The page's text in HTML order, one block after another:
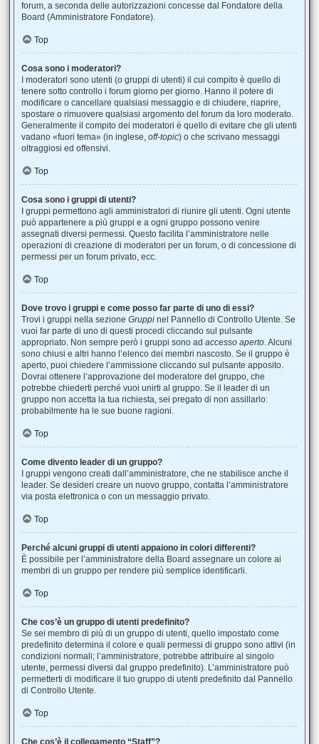
forum, a seconda delle autorizzazioni concesse dal Fondatore della
Board (Amministratore Fondatore).
Top
Cosa sono i moderatori?
I moderatori sono utenti (o gruppi di utenti) il cui compito è quello di
tenere sotto controllo i forum giorno per giorno. Hanno il potere di
modificare o cancellare qualsiasi messaggio e di chiudere, riaprire,
spostare o rimuovere qualsiasi argomento del forum da loro moderato.
Generalmente il compito dei moderatori è quello di evitare che gli utenti
vadano «fuori tema» (in inglese, off-topic) o che scrivano messaggi
oltraggiosi ed offensivi.
Top
Cosa sono i gruppi di utenti?
I gruppi permettono agli amministratori di riunire gli utenti. Ogni utente
può appartenere a più gruppi e a ogni gruppo possono venire
assegnati diversi permessi. Questo facilita l’amministratore nelle
operazioni di creazione di moderatori per un forum, o di concessione di
permessi per un forum privato, ecc.
Top
Dove trovo i gruppi e come posso far parte di uno di essi?
Trovi i gruppi nella sezione Gruppi nel Pannello di Controllo Utente. Se
vuoi far parte di uno di questi procedi cliccando sul pulsante
appropriato. Non sempre però i gruppi sono ad accesso aperto. Alcuni
sono chiusi e altri hanno l’elenco dei membri nascosto. Se il gruppo è
aperto, puoi chiedere l’ammissione cliccando sul pulsante apposito.
Dovrai ottenere l’approvazione del moderatore del gruppo, che
potrebbe chiederti perché vuoi unirti al gruppo. Se il leader di un
gruppo non accetta la tua richiesta, sei pregato di non assillarlo:
probabilmente ha le sue buone ragioni.
Top
Come divento leader di un gruppo?
I gruppi vengono creati dall’amministratore, che ne stabilisce anche il
leader. Se desideri creare un nuovo gruppo, contatta l’amministratore
via posta elettronica o con un messaggio privato.
Top
Perché alcuni gruppi di utenti appaiono in colori differenti?
È possibile per l’amministratore della Board assegnare un colore ai
membri di un gruppo per rendere più semplice identificarli.
Top
Che cos’è un gruppo di utenti predefinito?
Se sei membro di più di un gruppo di utenti, quello impostato come
predefinito determina il colore e quali permessi di gruppo sono attivi (in
condizioni normali; l’amministratore, potrebbe attribuire al singolo
utente, permessi diversi dal gruppo predefinito). L’amministratore può
permetterti di modificare il tuo gruppo di utenti predefinito dal Pannello
di Controllo Utente.
Top
Che cos’è il collegamento “Staff”?